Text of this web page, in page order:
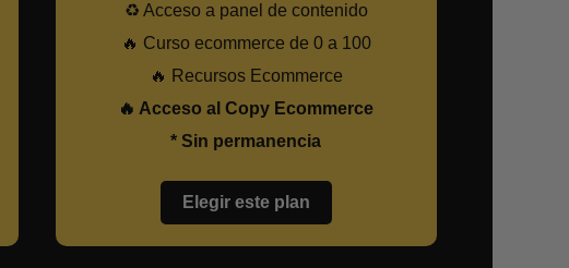
♻️ Acceso a panel de contenido
🔥 Curso ecommerce de 0 a 100
🔥 Recursos Ecommerce
🔥 Acceso al Copy Ecommerce
* Sin permanencia
Elegir este plan